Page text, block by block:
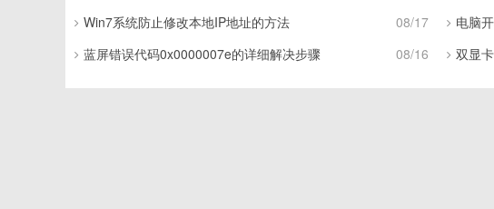
08/17
Win7系统防止修改本地IP地址的方法
电脑
08/16
蓝屏错误代码0x0000007e的详细解决步骤 双显